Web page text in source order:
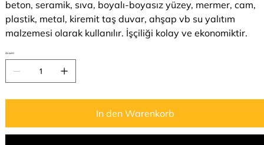
beton, seramik, sıva, boyalı-boyasız yüzey, mermer, cam,
plastik, metal, kiremit taş duvar, ahşap vb su yalıtım
malzemesi olarak kullanılır. İşçiliği kolay ve ekonomiktir.
Anzahl
In den Warenkorb